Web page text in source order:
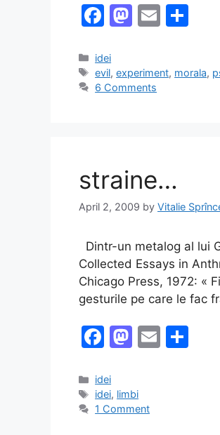
F
c
e
k
M
o
E
l
e
Categories
idei
Tags
evil,experiment, morala,
6 Comments
straine…
April 2, 2009 by Vitalie
Dintr-un metalog al lui
Collected Essays in
Chicago Press, 1972: «
gesturile pe care le fac
F
c
e
M
o
E
Categories
idei
Tags
idei, limbi
1 Comment